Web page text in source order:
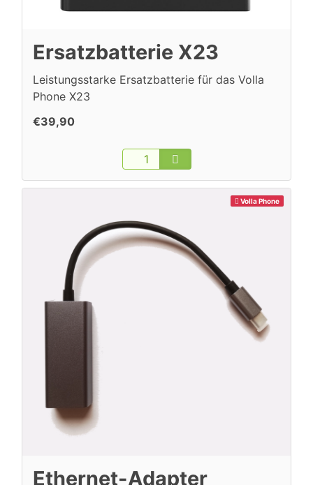
Ersatzbatterie X23
Leistungsstarke Ersatzbatterie für das Volla
Phone X23
€39,90
Volla Phone
Ethernet-Adapter